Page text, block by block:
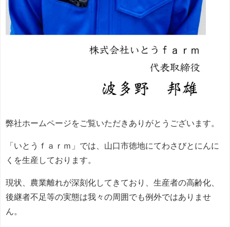
弊社ホームページをご覧いただきありがとうございます。
「いとうｆａｒｍ」では、山口市徳地にてわさびとにんに
くを生産しております。
現状、農業離れが深刻化してきており、生産者の高齢化、
後継者不足等の実態は我々の周囲でも例外ではありませ
ん。